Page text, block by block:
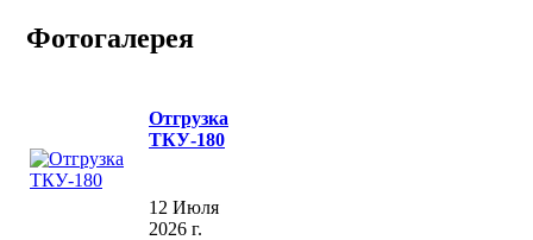
Фотогалерея
Отгрузка
ТКУ-180
12 Июля
2026 г.